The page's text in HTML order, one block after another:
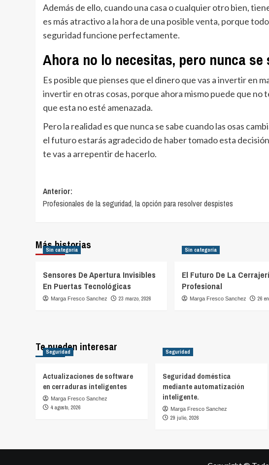
Además de ello, cuando una casa o cualquier otro bien,
es más atractivo a la hora de una posible venta, porque
seguridad funcione perfectamente.
Ahora no lo necesitas, pero nunca se
Es posible que pienses que el dinero que vas a invertir en
invertir en otras cosas, porque ahora mismo puede que no
que esta no esté amenazada.
Pero la realidad es que nunca se sabe cuando las osas
el futuro estarás agradecido de haber tomado esta
te vas a arrepentir de hacerlo.
Navegación
de
Anterior:
Profesionales de la seguridad, la opción para resolver despistes
Más historias
Sin categoría
Sensores De Apertura Invisibles
En Puertas Tecnológicas
Marga Fresco Sanchez 23 marzo, 2026
Sin categoría
El Futuro De La
Profesional
Marga Fresco Sanchez 26
Te pueden interesar
Seguridad
Actualizaciones de software
en cerraduras inteligentes
Marga Fresco Sanchez
4 agosto, 2026
Seguridad
Seguridad doméstica
mediante automatización
inteligente.
Marga Fresco Sanchez
29 julio, 2026